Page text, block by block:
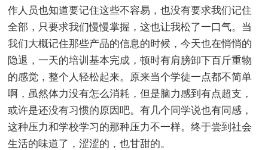
作人员也知道要记住这些不容易，也没有要求我们记住
全部，只要求我们慢慢掌握，这也让我松了一口气。当
我们大概记住那些产品的信息的时候，今天也在悄悄的
隐退，一天的培训基本完成，顿时有肩膀卸下百斤重物
的感觉，整个人轻松起来。原来当个学徒一点都不简单
啊，虽然体力没有怎么消耗，但是脑力感到有点超支，
或许是还没有习惯的原因吧。有几个同学说也有同感，
这种压力和学校学习的那种压力不一样。终于尝到社会
生活的味道了，涩涩的，也甘甜的。